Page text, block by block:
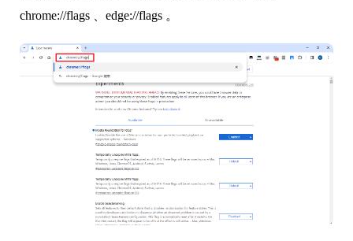
chrome://flags 、edge://flags 。